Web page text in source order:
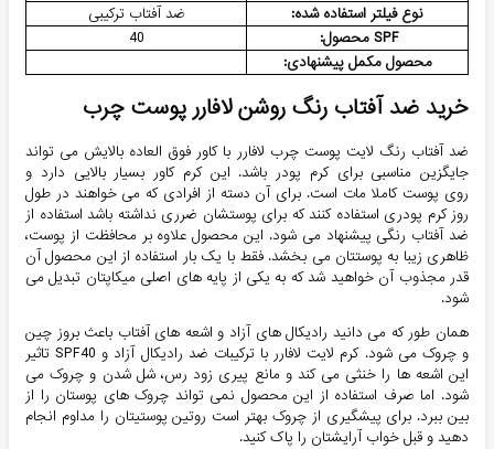
نوع فیلتر استفاده شده:
ضد آفتاب ترکیبی
SPF محصول:
40
محصول مکمل پیشنهادی:
خرید ضد آفتاب رنگ روشن لافارر پوست چرب
ضد آفتاب رنگ لایت پوست چرب لافارر با کاور فوق العاده بالایش می تواند
جایگزین مناسبی برای کرم پودر باشد. این کرم کاور بسیار بالایی دارد و
روی پوست کاملا مات است. برای آن دسته از افرادی که می خواهند در طول
روز کرم پودری استفاده کنند که برای پوستشان ضرری نداشته باشد استفاده از
ضد آفتاب رنگی پیشنهاد می شود. این محصول علاوه بر محافظت از پوست،
ظاهری زیبا به پوستتان می بخشد. فقط با یک بار استفاده از این محصول آن
قدر مجذوب آن خواهید شد که به یکی از پایه های اصلی میکاپتان تبدیل می
شود.
همان طور که می دانید رادیکال های آزاد و اشعه های آفتاب باعث بروز چین
و چروک می شود. کرم لایت لافارر با ترکیبات ضد رادیکال آزاد و SPF40 تاثیر
این اشعه ها را خنثی می کند و مانع پیری زود رس، شل شدن و چروک می
شود. اما صرف استفاده از این محصول نمی تواند چروک های پوستان را از
بین ببرد. برای پیشگیری از چروک بهتر است روتین پوستیتان را مداوم انجام
دهید و قبل خواب آرایشتان را پاک کنید.